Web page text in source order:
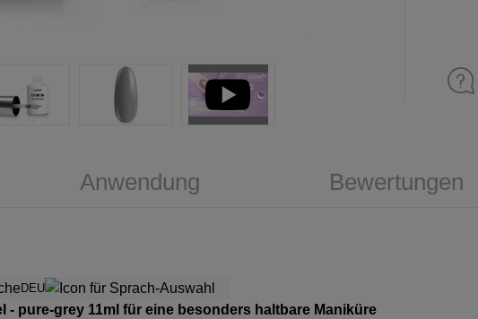
Anwendung Bewertungen
DEU
- pure-grey 11ml für eine besonders haltbare Maniküre